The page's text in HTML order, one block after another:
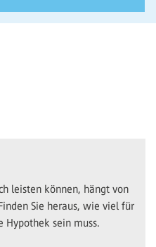
leisten können, hängt von
Sie heraus, wie viel für
Hypothek sein muss.